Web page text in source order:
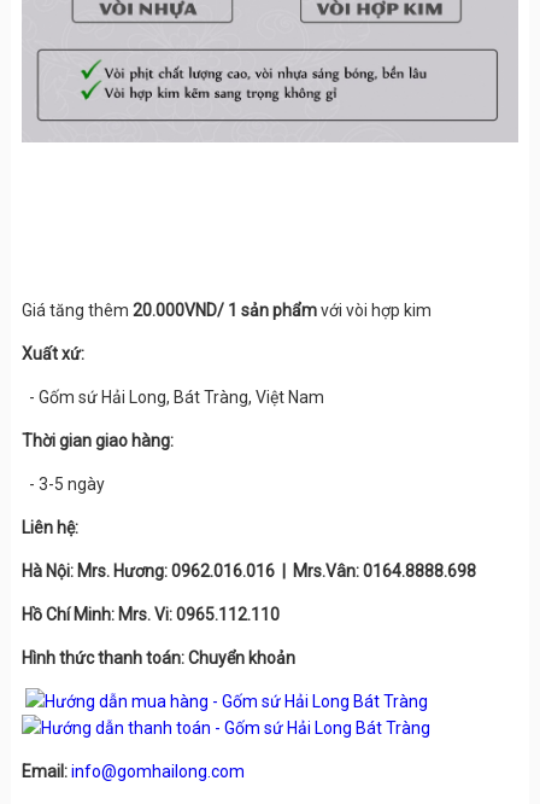
Giá tăng thêm 20.000VND/ 1 sản phẩmvới vòi hợp kim
Xuất xứ:
- Gốm sứ Hải Long, Bát Tràng, Việt Nam
Thời gian giao hàng:
- 3-5 ngày
Liên hệ:
Hà Nội: Mrs. Hương: 0962.016.016 | Mrs.Vân: 0164.8888.698
Hồ Chí Minh: Mrs. Vi: 0965.112.110
Hình thức thanh toán: Chuyển khoản
Email: info@gomhailong.com